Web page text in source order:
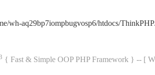
wh-aq29bp7iompbugvosp6/htdocs/
{ Fast & Simple OOP PHP Framework } -- [